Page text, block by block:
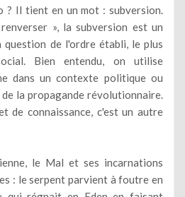
? Il tient en un mot : subversion.
», la subversion est un
question de l'ordre établi, le plus
Bien entendu, on utilise
dans un contexte politique ou
la propagande révolutionnaire.
de connaissance, c'est un autre
le Mal et ses incarnations
: le serpent parvient à foutre en